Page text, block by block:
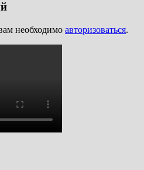
необходимо авторизоваться.